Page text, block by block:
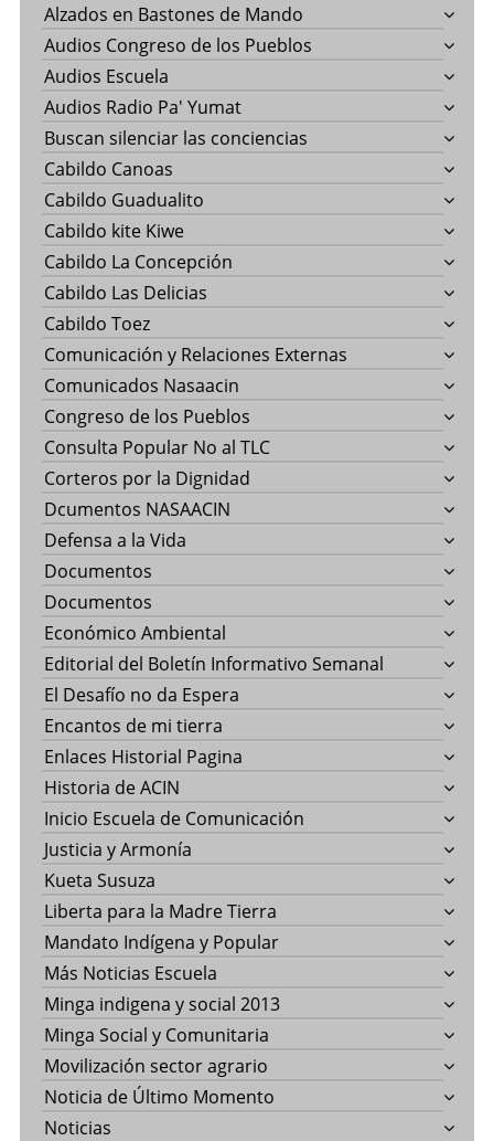
Alzados en Bastones de Mando
Audios Congreso de los Pueblos
Audios Escuela
Audios Radio Pa' Yumat
Buscan silenciar las conciencias
Cabildo Canoas
Cabildo Guadualito
Cabildo kite Kiwe
Cabildo La Concepción
Cabildo Las Delicias
Cabildo Toez
Comunicación y Relaciones Externas
Comunicados Nasaacin
Congreso de los Pueblos
Consulta Popular No al TLC
Corteros por la Dignidad
Dcumentos NASAACIN
Defensa a la Vida
Documentos
Documentos
Económico Ambiental
Editorial del Boletín Informativo Semanal
El Desafío no da Espera
Encantos de mi tierra
Enlaces Historial Pagina
Historia de ACIN
Inicio Escuela de Comunicación
Justicia y Armonía
Kueta Susuza
Liberta para la Madre Tierra
Mandato Indígena y Popular
Más Noticias Escuela
Minga indigena y social 2013
Minga Social y Comunitaria
Movilización sector agrario
Noticia de Último Momento
Noticias